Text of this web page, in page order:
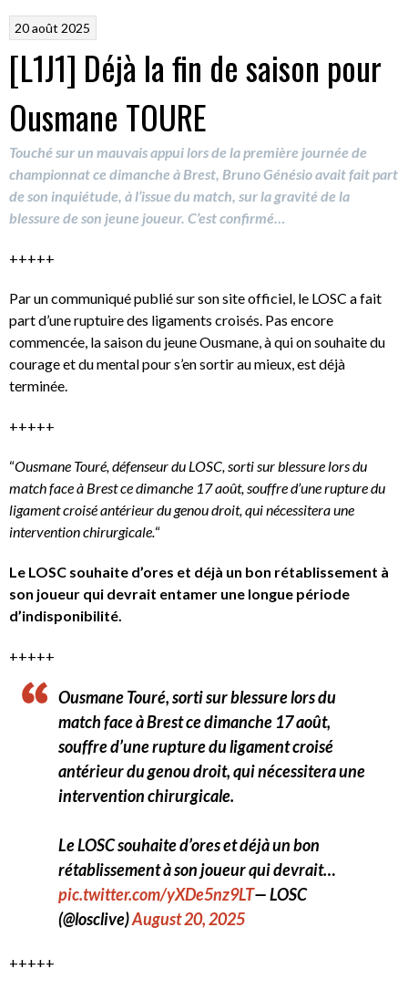
20 août 2025
[L1J1] Déjà la fin de saison pour
Ousmane TOURE
Touché sur un mauvais appui lors de la première journée de
championnat ce dimanche à Brest, Bruno Génésio avait fait part
de son inquiétude, à l’issue du match, sur la gravité de la
blessure de son jeune joueur. C’est confirmé…
+++++
Par un communiqué publié sur son site officiel, le LOSC a fait
part d’une ruptuire des ligaments croisés. Pas encore
commencée, la saison du jeune Ousmane, à qui on souhaite du
courage et du mental pour s’en sortir au mieux, est déjà
terminée.
+++++
“Ousmane Touré, défenseur du LOSC, sorti sur blessure lors du
match face à Brest ce dimanche 17 août, souffre d’une rupture du
ligament croisé antérieur du genou droit, qui nécessitera une
intervention chirurgicale. “
Le LOSC souhaite d’ores et déjà un bon rétablissement à
son joueur qui devrait entamer une longue période
d’indisponibilité.
+++++
Ousmane Touré, sorti sur blessure lors du
match face à Brest ce dimanche 17 août,
souffre d’une rupture du ligament croisé
antérieur du genou droit, qui nécessitera une
intervention chirurgicale.
Le LOSC souhaite d’ores et déjà un bon
rétablissement à son joueur qui devrait…
pic.twitter.com/yXDe5nz9LT— LOSC
(@losclive)August 20, 2025
+++++